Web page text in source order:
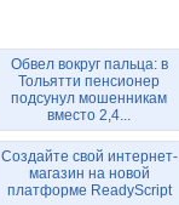
Обвел вокруг пальца: в
Тольятти пенсионер
подсунул мошенникам
вместо 2,4...
Создайте свой интернет-
магазин на новой
платформе ReadyScript